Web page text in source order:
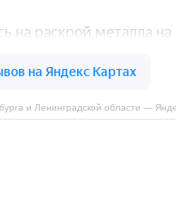
и Ленинградской области —